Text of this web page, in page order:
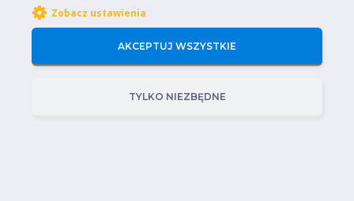
Regulamin
Uprawnienia Sep
Zobacz ustawienia
AKCEPTUJ WSZYSTKIE
TYLKO NIEZBĘDNE